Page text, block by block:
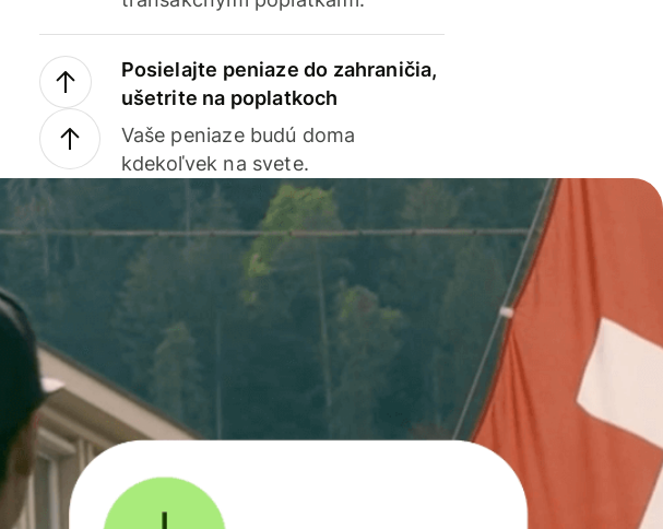
Posielajte peniaze do zahraničia,
ušetrite na poplatkoch
Vaše peniaze budú doma
kdekoľvek na svete.